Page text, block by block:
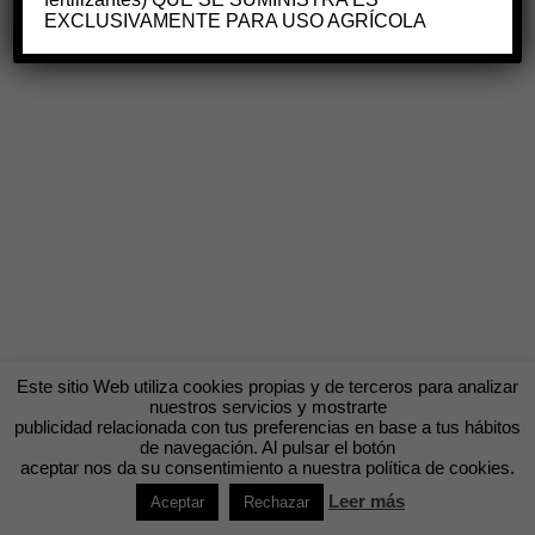
Este sitio Web utiliza cookies propias y de terceros para analizar
nuestros servicios y mostrarte
publicidad relacionada con tus preferencias en base a tus hábitos
de navegación. Al pulsar el botón
aceptar nos da su consentimiento a nuestra política de cookies.
Aceptar Rechazar Leer más
EXCLUSIVAMENTE PARA USO AGRÍCOLA